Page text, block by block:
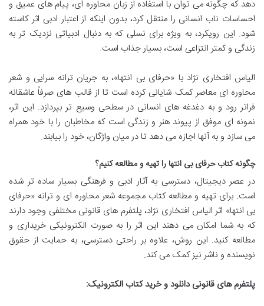
دهد که چگونه می توان با استفاده از زبان محاوره ای، پیام های عمیق و
احساسات ناب انسانی را منتقل کرد، بدون اینکه از اعتبار ادبی اثر کاسته
شود. این رویکرد، به ویژه برای نسلی که به دنبال ادبیاتی نزدیک تر به
زندگی و کمتر انتزاعی است، بسیار جذاب است.
الیاس افتخاری نژاد با «حرفای بی انتها»، به جریان ترانه سرایی و شعر
محاوره ای معاصر کمک شایانی کرده است تا از قالب های صرفاً عاشقانه
فراتر رود و به دغدغه های انسانی در سطحی وسیع تر بپردازد. این اثر،
نمونه ای موفق از پیوند هنر و زندگی است که مخاطبان را با خود همراه
می سازد و به آنها اجازه می دهد تا در میان واژگان، خود را بیابند.
چگونه کتاب حرفای بی انتها را تهیه و مطالعه کنیم؟
در عصر دیجیتال، دسترسی به آثار ادبی و فرهنگی بسیار ساده تر شده
است. برای تهیه و مطالعه کتاب مجموعه شعر محاوره ای و ترانه «حرفای
بی انتها» اثر الیاس افتخاری نژاد، پلتفرم های قانونی مختلفی وجود دارند
که به شما امکان می دهند این اثر را به صورت الکترونیکی خریداری و
مطالعه کنید. این روش، علاوه بر راحتی دسترسی، به حمایت از حقوق
نویسنده و ناشر نیز کمک می کند.
پلتفرم های قانونی دانلود و خرید کتاب الکترونیک: